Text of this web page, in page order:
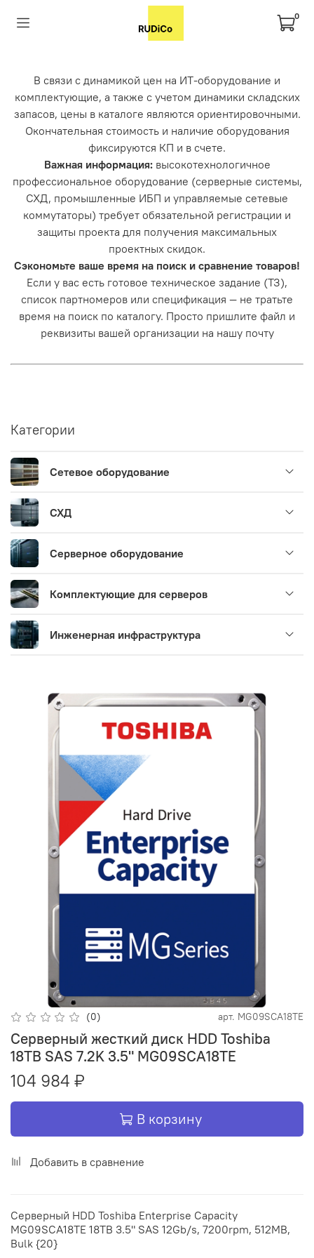
0
В связи с динамикой цен на ИТ-оборудование и
комплектующие, а также с учетом динамики складских
запасов, цены в каталоге являются ориентировочными.
Окончательная стоимость и наличие оборудования
фиксируются КП и в счете.
Важная информация: высокотехнологичное
профессиональное оборудование (серверные системы,
СХД, промышленные ИБП и управляемые сетевые
коммутаторы) требует обязательной регистрации и
защиты проекта для получения максимальных
проектных скидок.
Сэкономьте ваше время на поиск и сравнение товаров!
Если у вас есть готовое техническое задание (ТЗ),
список партномеров или спецификация — не тратьте
время на поиск по каталогу. Просто пришлите файл и
реквизиты вашей организации на нашу почту
Категории
Сетевое оборудование
СХД
Серверное оборудование
Комплектующие для серверов
Инженерная инфраструктура
(0) арт. MG09SCA18TE
Серверный жесткий диск HDD Toshiba
18TB SAS 7.2K 3.5" MG09SCA18TE
104 984 ₽
В корзину
Добавить в сравнение
Серверный HDD Toshiba Enterprise Capacity
MG09SCA18TE 18TB 3.5" SAS 12Gb/s, 7200rpm, 512MB,
Bulk {20}